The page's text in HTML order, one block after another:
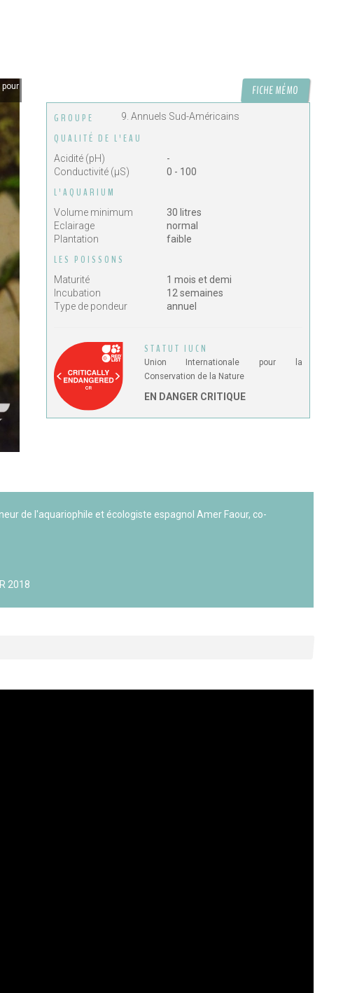
pour
FICHE MÉMO
GROUPE 9. Annuels Sud-Américains
QUALITÉ DE L'EAU
Acidité (pH)
-
Conductivité (µS)
0 - 100
L'AQUARIUM
Volume minimum
30 litres
Eclairage
normal
Plantation
faible
LES POISSONS
Maturité
1 mois et demi
Incubation
12 semaines
Type de pondeur
annuel
STATUT IUCN
Union Internationale pour la
Conservation de la Nature
EN DANGER CRITIQUE
de l'aquariophile et écologiste espagnol Amer Faour, co-
2018